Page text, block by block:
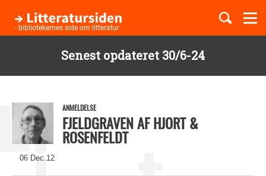
Senest opdateret 30/6-24
hovedindhold
- bibliotekernes side om litteratur
Børnebøger
06 Dec.12
ANMELDELSE
FJELDGRAVEN AF HJORT &
ROSENFELDT